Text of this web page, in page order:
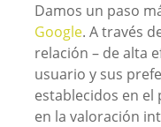
Damos un paso
Google. A través
relación – de alta
usuario y sus
establecidos en el
en la valoración